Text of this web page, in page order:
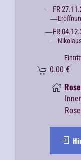
FR
FR
0.00 €